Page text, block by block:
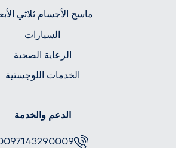
ماسح الأجسام ثلاثي
السيارات
الرعاية الصحية
الخدمات اللوجستية
الدعم والخدمة